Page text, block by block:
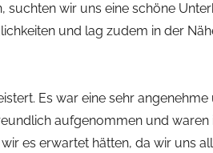
suchten wir uns eine schöne
und lag zudem in der
Es war eine sehr angenehme
aufgenommen und
es erwartet hätten, da wir uns